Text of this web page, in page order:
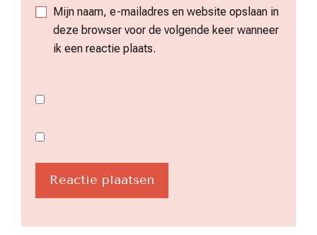
Mijn naam, e-mailadres en website opslaan in
deze browser voor de volgende keer wanneer
ik een reactie plaats.